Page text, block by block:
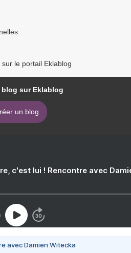
le portail Eklablog
blog sur Eklablog
un blog
c'est lui ! Rencontre avec
avec Damien Witecka